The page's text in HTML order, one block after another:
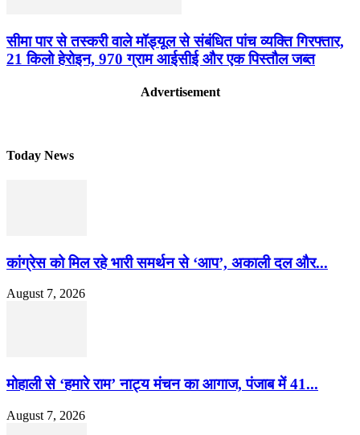
सीमा पार से तस्करी वाले मॉड्यूल से संबंधित पांच व्यक्ति गिरफ्तार,
21 किलो हेरोइन, 970 ग्राम आईसीई और एक पिस्तौल जब्त
Advertisement
Today News
कांग्रेस को मिल रहे भारी समर्थन से ‘आप’, अकाली दल और...
August 7, 2026
मोहाली से ‘हमारे राम’ नाट्य मंचन का आगाज, पंजाब में 41...
August 7, 2026